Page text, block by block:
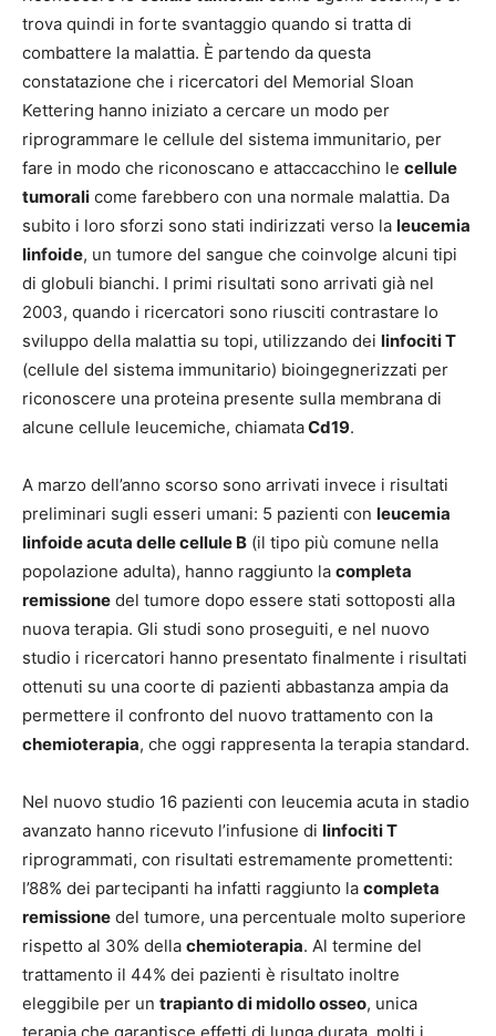
trova quindi in forte svantaggio quando si tratta di
combattere la malattia. È partendo da questa
constatazione che i ricercatori del Memorial Sloan
Kettering hanno iniziato a cercare un modo per
riprogrammare le cellule del sistema immunitario, per
fare in modo che riconoscano e attaccacchino le cellule
tumorali come farebbero con una normale malattia. Da
subito i loro sforzi sono stati indirizzati verso la leucemia
linfoide, un tumore del sangue che coinvolge alcuni tipi
di globuli bianchi. I primi risultati sono arrivati già nel
2003, quando i ricercatori sono riusciti contrastare lo
sviluppo della malattia su topi, utilizzando dei linfocitiT
(cellule del sistema immunitario) bioingegnerizzati per
riconoscere una proteina presente sulla membrana di
alcune cellule leucemiche, chiamataCd19.
A marzo dell’anno scorso sono arrivati invece i risultati
preliminari sugli esseri umani: 5 pazienti con leucemia
linfoideacuta delle cellule B (il tipo più comune nella
popolazione adulta), hanno raggiunto la completa
remissione del tumore dopo essere stati sottoposti alla
nuova terapia. Gli studi sono proseguiti, e nel nuovo
studio i ricercatori hanno presentato finalmente i risultati
ottenuti su una coorte di pazienti abbastanza ampia da
permettere il confronto del nuovo trattamento con la
chemioterapia, che oggi rappresenta la terapia standard.
Nel nuovo studio 16 pazienti con leucemia acuta in stadio
avanzato hanno ricevuto l’infusione di linfociti T
riprogrammati, con risultati estremamente promettenti:
l’88% dei partecipanti ha infatti raggiunto la completa
remissione del tumore, una percentuale molto superiore
rispetto al 30% della chemioterapia. Al termine del
trattamento il 44% dei pazienti è risultato inoltre
eleggibile per un trapianto di midollo osseo, unica